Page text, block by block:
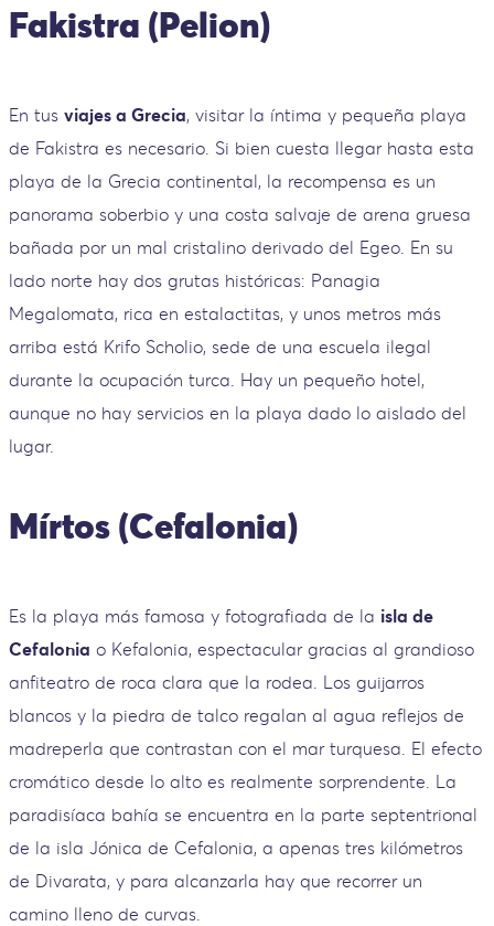
Fakistra (Pelion)
En tus viajes a Grecia, visitar la íntima y pequeña playa
de Fakistra es necesario. Si bien cuesta llegar hasta esta
playa de la Grecia continental, la recompensa es un
panorama soberbio y una costa salvaje de arena gruesa
bañada por un mal cristalino derivado del Egeo. En su
lado norte hay dos grutas históricas: Panagia
Megalomata, rica en estalactitas, y unos metros más
arriba está Krifo Scholio, sede de una escuela ilegal
durante la ocupación turca. Hay un pequeño hotel,
aunque no hay servicios en la playa dado lo aislado del
lugar.
Mírtos (Cefalonia)
Es la playa más famosa y fotografiada de la isla de
Cefalonia o Kefalonia, espectacular gracias al grandioso
anfiteatro de roca clara que la rodea. Los guijarros
blancos y la piedra de talco regalan al agua reflejos de
madreperla que contrastan con el mar turquesa. El efecto
cromático desde lo alto es realmente sorprendente. La
paradisíaca bahía se encuentra en la parte septentrional
de la isla Jónica de Cefalonia, a apenas tres kilómetros
de Divarata, y para alcanzarla hay que recorrer un
camino lleno de curvas.